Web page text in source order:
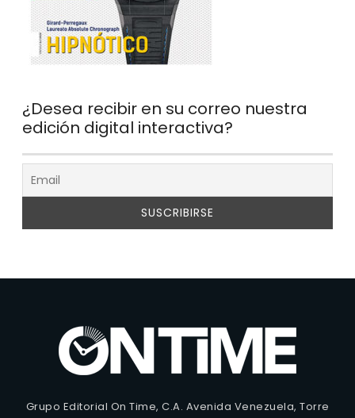
¿Desea recibir en su correo nuestra
edición digital interactiva?
Grupo Editorial On Time, C.A. Avenida Venezuela, Torre